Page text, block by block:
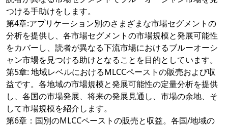
つける手助けをします。
第4章:アプリケーション別のさまざまな市場セグメントの
分析を提供し、各市場セグメントの市場規模と発展可能性
をカバーし、読者が異なる下流市場におけるブルーオーシ
ャン市場を見つける助けとなることを目的としています。
第5章: 地域レベルにおけるMLCCペーストの販売および収
益です。各地域の市場規模と発展可能性の定量分析を提供
し、各国の市場発展、将来の発展見通し、市場の余地、そ
して市場規模を紹介します。
第6章：国別のMLCCペーストの販売と収益。各国/地域の